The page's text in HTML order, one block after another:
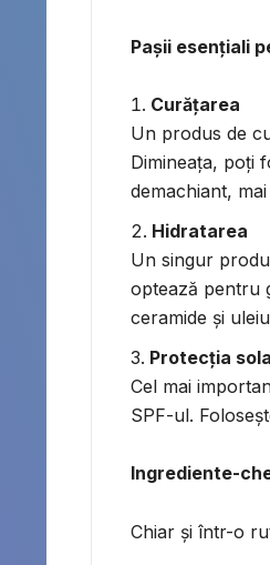
Pașii esențiali
Curățarea
Un produs de
Dimineața, poți
demachiant,
Hidratarea
Un singur
optează pentru
ceramide și
Protecția
Cel mai
SPF-ul.
Ingrediente-
Chiar și într-o